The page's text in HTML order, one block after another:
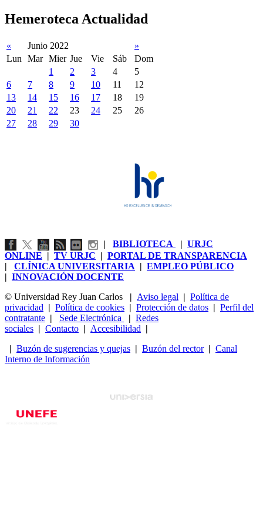
Hemeroteca Actualidad
« Junio 2022
»
Lun
Mar Mier Jue Vie Sáb
Dom
1
2 3 4
5
6
7 8 9 10 11
12
13
14 15 16 17 18
19
20
21 22 23 24 25
26
27
28 29 30
| BIBLIOTECA | URJC
ONLINE | TV URJC | PORTAL DE TRANSPARENCIA
| CLÍNICA UNIVERSITARIA | EMPLEO PÚBLICO
| INNOVACIÓN DOCENTE
© Universidad Rey Juan Carlos
| Aviso legal | Política de
privacidad | Política de cookies | Protección de datos | Perfil del
contratante | Sede Electrónica | Redes
sociales | Contacto | Accesibilidad |
| Buzón de sugerencias y quejas | Buzón del rector| Canal
Interno de Información